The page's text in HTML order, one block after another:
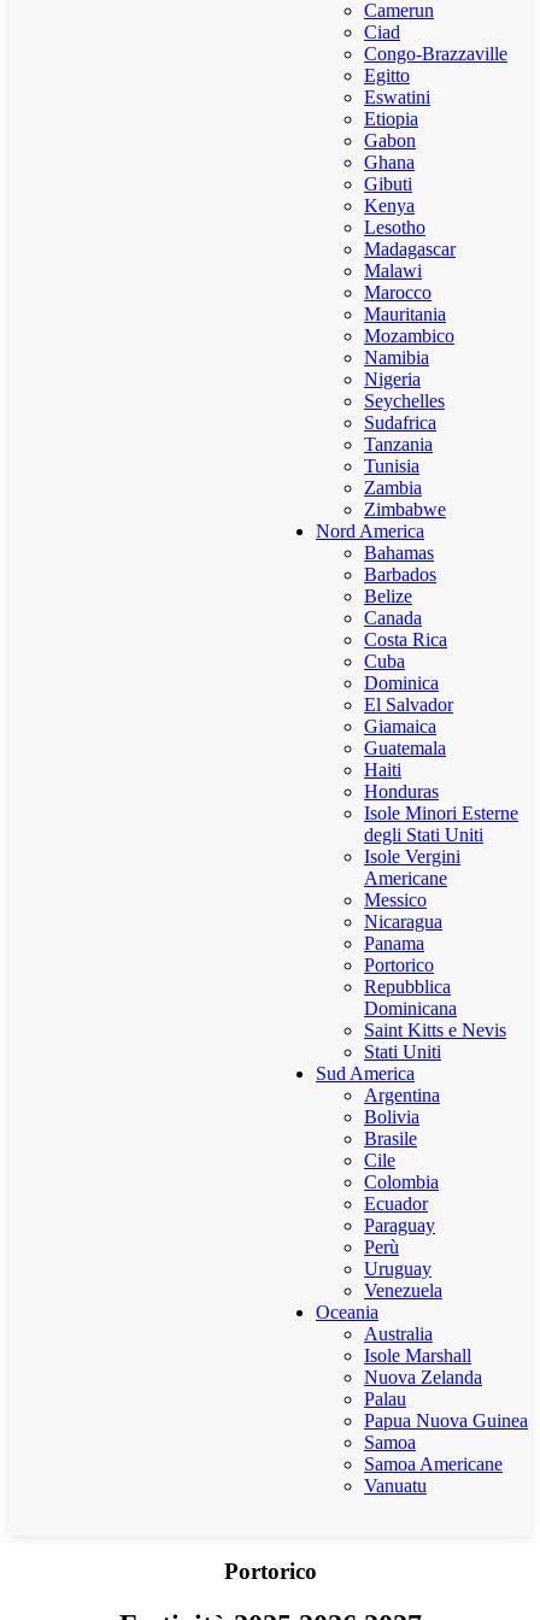
Camerun
Ciad
Congo-Brazzaville
Egitto
Eswatini
Etiopia
Gabon
Ghana
Gibuti
Kenya
Lesotho
Madagascar
Malawi
Marocco
Mauritania
Mozambico
Namibia
Nigeria
Seychelles
Sudafrica
Tanzania
Tunisia
Zambia
Zimbabwe
Nord America
Bahamas
Barbados
Belize
Canada
Costa Rica
Cuba
Dominica
El Salvador
Giamaica
Guatemala
Haiti
Honduras
Isole Minori Esterne
degli Stati Uniti
Isole Vergini
Americane
Messico
Nicaragua
Panama
Portorico
Repubblica
Dominicana
Saint Kitts e Nevis
Stati Uniti
Sud America
Argentina
Bolivia
Brasile
Cile
Colombia
Ecuador
Paraguay
Perù
Uruguay
Venezuela
Oceania
Australia
Isole Marshall
Nuova Zelanda
Palau
Papua Nuova Guinea
Samoa
Samoa Americane
Vanuatu
Portorico